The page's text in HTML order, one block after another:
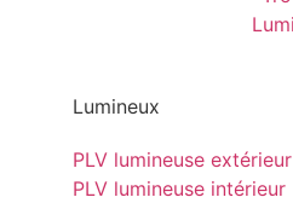
Lumineux
PLV lumineuse extérieur
PLV lumineuse intérieur